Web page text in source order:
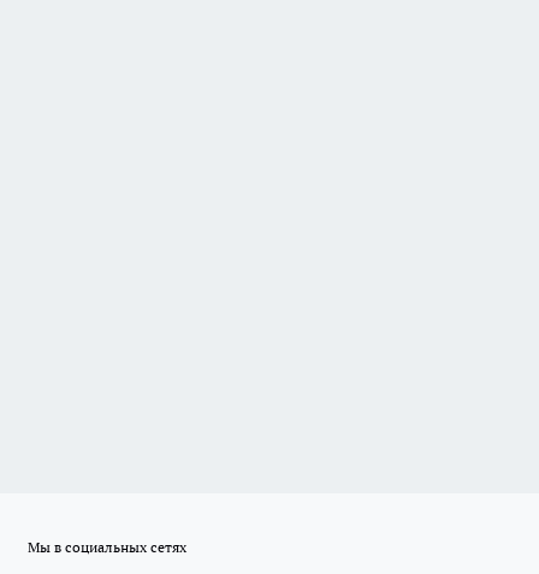
Мы в социальных сетях